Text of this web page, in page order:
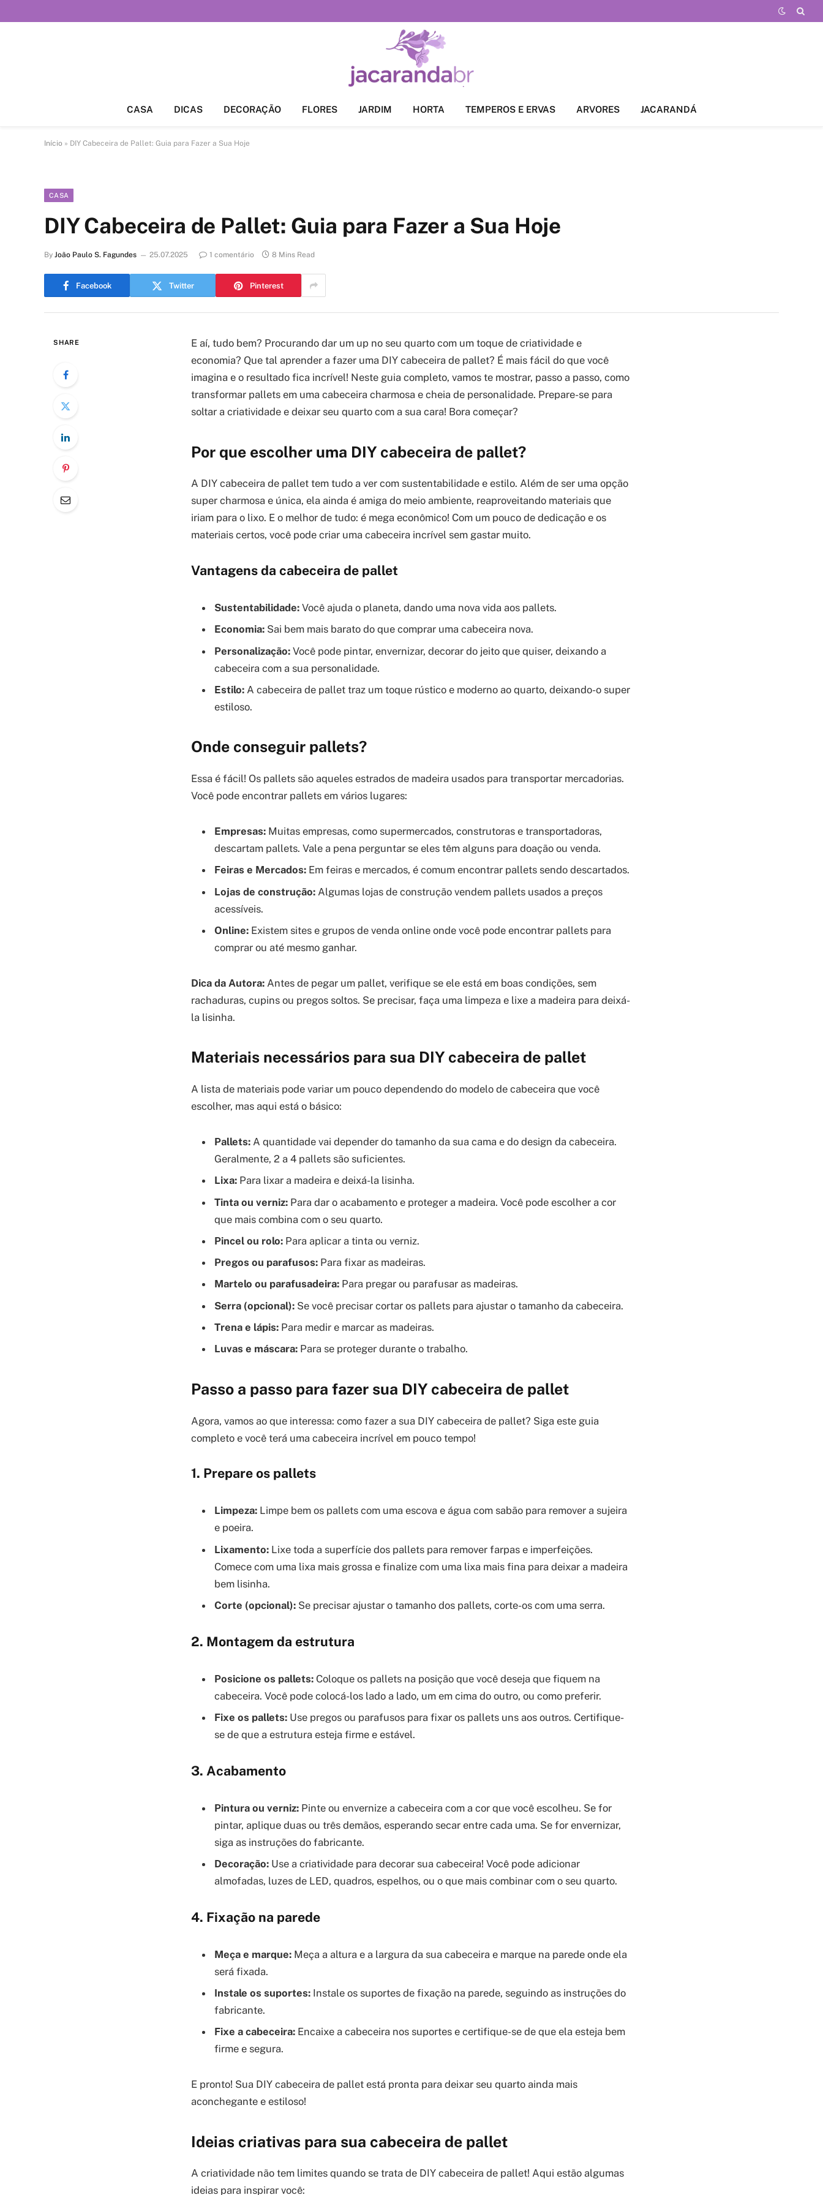
CASA DICAS DECORAÇÃO FLORES JARDIM HORTA TEMPEROS E ERVAS ARVORES JACARANDÁ
Início » DIY Cabeceira de Pallet: Guia para Fazer a Sua Hoje
CASA
DIY Cabeceira de Pallet: Guia para Fazer a Sua Hoje
By João Paulo S. Fagundes 25.07.2025 1 comentário 8 Mins Read
Facebook Twitter Pinterest
SHARE
E aí, tudo bem? Procurando dar um up no seu quarto com um toque de criatividade e
economia? Que tal aprender a fazer uma DIY cabeceira de pallet? É mais fácil do que você
imagina e o resultado fica incrível! Neste guia completo, vamos te mostrar, passo a passo, como
transformar pallets em uma cabeceira charmosa e cheia de personalidade. Prepare-se para
soltar a criatividade e deixar seu quarto com a sua cara! Bora começar?
Por que escolher uma DIY cabeceira de pallet?
A DIY cabeceira de pallet tem tudo a ver com sustentabilidade e estilo. Além de ser uma opção
super charmosa e única, ela ainda é amiga do meio ambiente, reaproveitando materiais que
iriam para o lixo. E o melhor de tudo: é mega econômico! Com um pouco de dedicação e os
materiais certos, você pode criar uma cabeceira incrível sem gastar muito.
Vantagens da cabeceira de pallet
Sustentabilidade: Você ajuda o planeta, dando uma nova vida aos pallets.
Economia: Sai bem mais barato do que comprar uma cabeceira nova.
Personalização: Você pode pintar, envernizar, decorar do jeito que quiser, deixando a
cabeceira com a sua personalidade.
Estilo: A cabeceira de pallet traz um toque rústico e moderno ao quarto, deixando-o super
estiloso.
Onde conseguir pallets?
Essa é fácil! Os pallets são aqueles estrados de madeira usados para transportar mercadorias.
Você pode encontrar pallets em vários lugares:
Empresas: Muitas empresas, como supermercados, construtoras e transportadoras,
descartam pallets. Vale a pena perguntar se eles têm alguns para doação ou venda.
Feiras e Mercados: Em feiras e mercados, é comum encontrar pallets sendo descartados.
Lojas de construção: Algumas lojas de construção vendem pallets usados a preços
acessíveis.
Online: Existem sites e grupos de venda online onde você pode encontrar pallets para
comprar ou até mesmo ganhar.
Dica da Autora: Antes de pegar um pallet, verifique se ele está em boas condições, sem
rachaduras, cupins ou pregos soltos. Se precisar, faça uma limpeza e lixe a madeira para deixá-
la lisinha.
Materiais necessários para sua DIY cabeceira de pallet
A lista de materiais pode variar um pouco dependendo do modelo de cabeceira que você
escolher, mas aqui está o básico:
Pallets: A quantidade vai depender do tamanho da sua cama e do design da cabeceira.
Geralmente, 2 a 4 pallets são suficientes.
Lixa: Para lixar a madeira e deixá-la lisinha.
Tinta ou verniz: Para dar o acabamento e proteger a madeira. Você pode escolher a cor
que mais combina com o seu quarto.
Pincel ou rolo: Para aplicar a tinta ou verniz.
Pregos ou parafusos: Para fixar as madeiras.
Martelo ou parafusadeira: Para pregar ou parafusar as madeiras.
Serra (opcional): Se você precisar cortar os pallets para ajustar o tamanho da cabeceira.
Trena e lápis: Para medir e marcar as madeiras.
Luvas e máscara: Para se proteger durante o trabalho.
Passo a passo para fazer sua DIY cabeceira de pallet
Agora, vamos ao que interessa: como fazer a sua DIY cabeceira de pallet? Siga este guia
completo e você terá uma cabeceira incrível em pouco tempo!
1. Prepare os pallets
Limpeza: Limpe bem os pallets com uma escova e água com sabão para remover a sujeira
e poeira.
Lixamento: Lixe toda a superfície dos pallets para remover farpas e imperfeições.
Comece com uma lixa mais grossa e finalize com uma lixa mais fina para deixar a madeira
bem lisinha.
Corte (opcional): Se precisar ajustar o tamanho dos pallets, corte-os com uma serra.
2. Montagem da estrutura
Posicione os pallets: Coloque os pallets na posição que você deseja que fiquem na
cabeceira. Você pode colocá-los lado a lado, um em cima do outro, ou como preferir.
Fixe os pallets: Use pregos ou parafusos para fixar os pallets uns aos outros. Certifique-
se de que a estrutura esteja firme e estável.
3. Acabamento
Pintura ou verniz: Pinte ou envernize a cabeceira com a cor que você escolheu. Se for
pintar, aplique duas ou três demãos, esperando secar entre cada uma. Se for envernizar,
siga as instruções do fabricante.
Decoração: Use a criatividade para decorar sua cabeceira! Você pode adicionar
almofadas, luzes de LED, quadros, espelhos, ou o que mais combinar com o seu quarto.
4. Fixação na parede
Meça e marque: Meça a altura e a largura da sua cabeceira e marque na parede onde ela
será fixada.
Instale os suportes: Instale os suportes de fixação na parede, seguindo as instruções do
fabricante.
Fixe a cabeceira: Encaixe a cabeceira nos suportes e certifique-se de que ela esteja bem
firme e segura.
E pronto! Sua DIY cabeceira de pallet está pronta para deixar seu quarto ainda mais
aconchegante e estiloso!
Ideias criativas para sua cabeceira de pallet
A criatividade não tem limites quando se trata de DIY cabeceira de pallet! Aqui estão algumas
ideias para inspirar você: